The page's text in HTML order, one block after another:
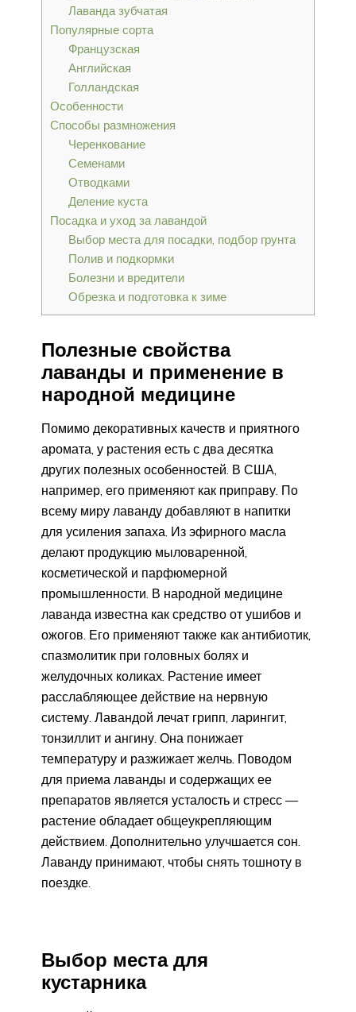
Лаванда зубчатая
Популярные сорта
Французская
Английская
Голландская
Особенности
Способы размножения
Черенкование
Семенами
Отводками
Деление куста
Посадка и уход за лавандой
Выбор места для посадки, подбор грунта
Полив и подкормки
Болезни и вредители
Обрезка и подготовка к зиме
Полезные свойства
лаванды и применение в
народной медицине
Помимо декоративных качеств и приятного
аромата, у растения есть с два десятка
других полезных особенностей. В США,
например, его применяют как приправу. По
всему миру лаванду добавляют в напитки
для усиления запаха. Из эфирного масла
делают продукцию мыловаренной,
косметической и парфюмерной
промышленности. В народной медицине
лаванда известна как средство от ушибов и
ожогов. Его применяют также как антибиотик,
спазмолитик при головных болях и
желудочных коликах. Растение имеет
расслабляющее действие на нервную
систему. Лавандой лечат грипп, ларингит,
тонзиллит и ангину. Она понижает
температуру и разжижает желчь. Поводом
для приема лаванды и содержащих ее
препаратов является усталость и стресс —
растение обладает общеукрепляющим
действием. Дополнительно улучшается сон.
Лаванду принимают, чтобы снять тошноту в
поездке.
Выбор места для
кустарника